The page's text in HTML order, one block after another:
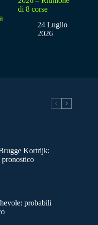
di 8 corse
24 Luglio
2026
Kortrijk:
probabili